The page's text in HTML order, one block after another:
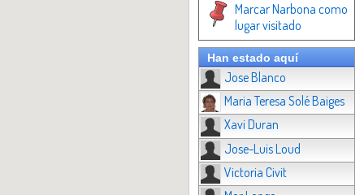
Marcar Narbona como
lugar visitado
Han estado aquí
Jose Blanco
Maria Teresa Solé Baiges
Xavi Duran
Jose-Luis Loud
Victoria Civit